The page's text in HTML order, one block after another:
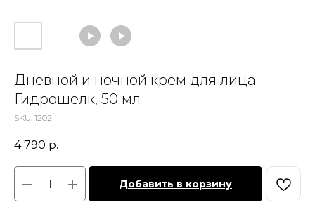
Дневной и ночной крем для лица
Гидрошелк, 50 мл
SKU: 1202
4 790 р.
Добавить в корзину